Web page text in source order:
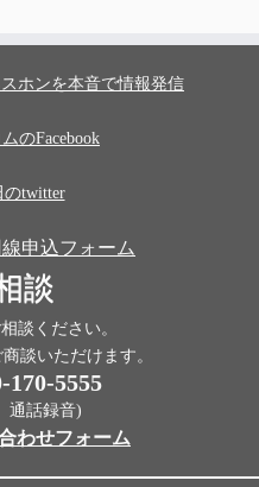
ホンを本音で情報発信
のFacebook
のtwitter
申込フォーム
談
談ください。
談いただけます。
170-5555
通話録音)
わせフォーム